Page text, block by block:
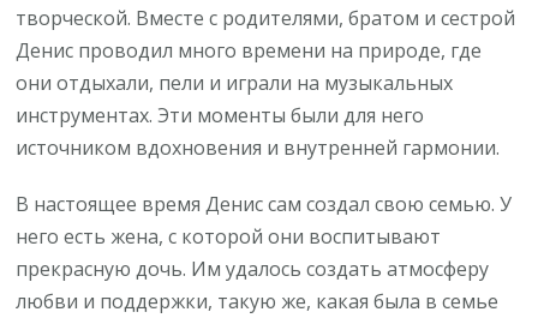
творческой. Вместе с родителями, братом и сестрой
Денис проводил много времени на природе, где
они отдыхали, пели и играли на музыкальных
инструментах. Эти моменты были для него
источником вдохновения и внутренней гармонии.
В настоящее время Денис сам создал свою семью. У
него есть жена, с которой они воспитывают
прекрасную дочь. Им удалось создать атмосферу
любви и поддержки, такую же, какая была в семье